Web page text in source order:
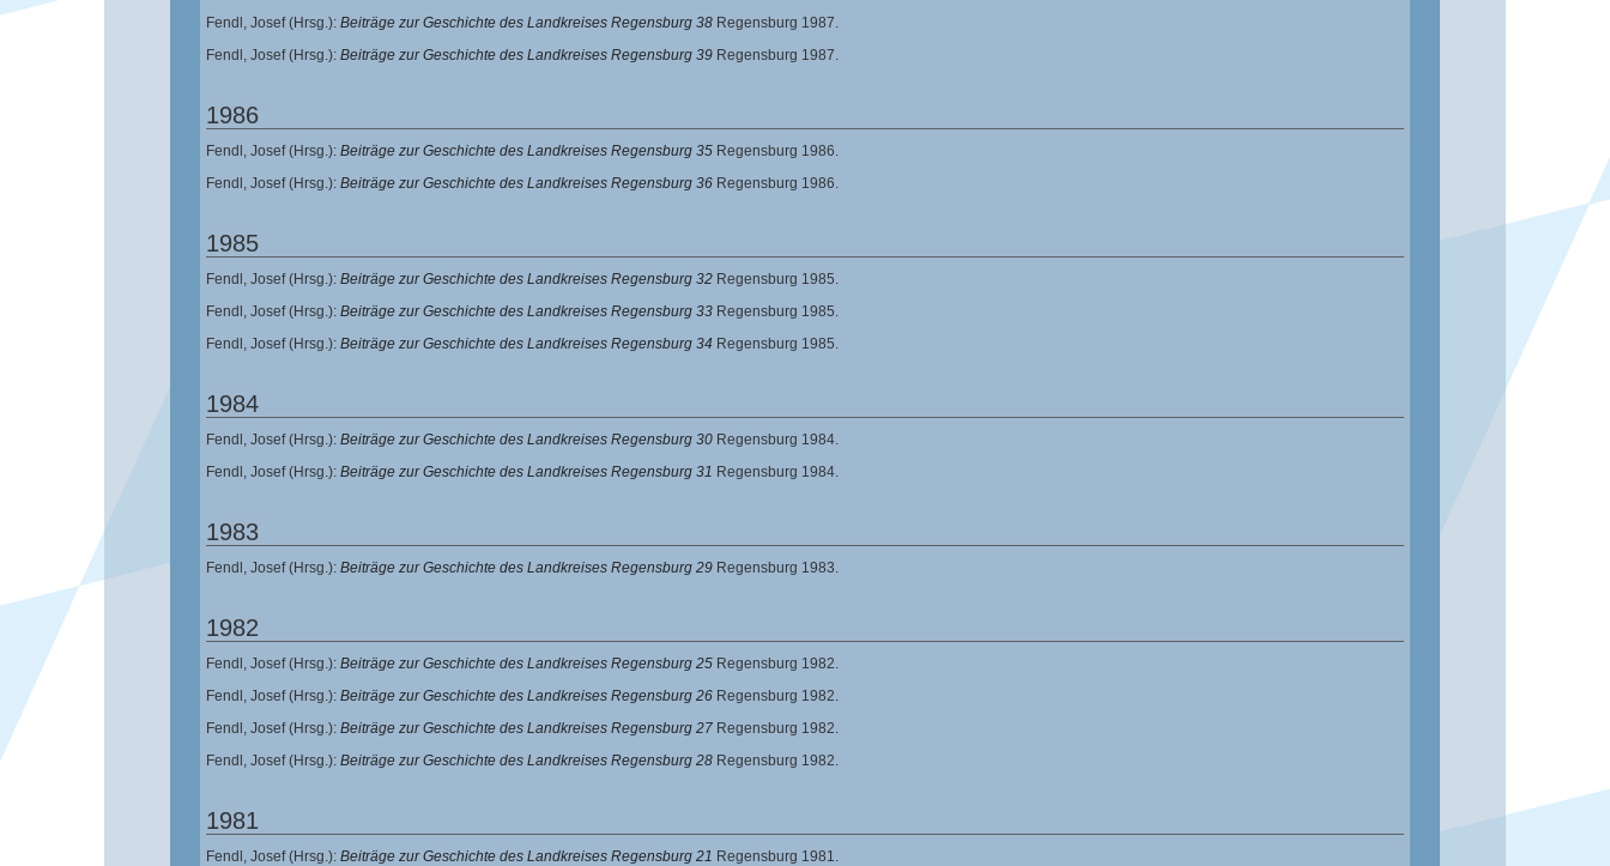
Fendl, Josef(Hrsg.): Beiträge zur Geschichte des Landkreises Regensburg 38 Regensburg 1987.
Fendl, Josef(Hrsg.): Beiträge zur Geschichte des Landkreises Regensburg 39 Regensburg 1987.
1986
Fendl, Josef(Hrsg.): Beiträge zur Geschichte des Landkreises Regensburg 35 Regensburg 1986.
Fendl, Josef(Hrsg.): Beiträge zur Geschichte des Landkreises Regensburg 36 Regensburg 1986.
1985
Fendl, Josef(Hrsg.): Beiträge zur Geschichte des Landkreises Regensburg 32 Regensburg 1985.
Fendl, Josef(Hrsg.): Beiträge zur Geschichte des Landkreises Regensburg 33 Regensburg 1985.
Fendl, Josef(Hrsg.): Beiträge zur Geschichte des Landkreises Regensburg 34 Regensburg 1985.
1984
Fendl, Josef(Hrsg.): Beiträge zur Geschichte des Landkreises Regensburg 30 Regensburg 1984.
Fendl, Josef(Hrsg.): Beiträge zur Geschichte des Landkreises Regensburg 31 Regensburg 1984.
1983
Fendl, Josef(Hrsg.): Beiträge zur Geschichte des Landkreises Regensburg 29 Regensburg 1983.
1982
Fendl, Josef(Hrsg.): Beiträge zur Geschichte des Landkreises Regensburg 25 Regensburg 1982.
Fendl, Josef(Hrsg.): Beiträge zur Geschichte des Landkreises Regensburg 26 Regensburg 1982.
Fendl, Josef(Hrsg.): Beiträge zur Geschichte des Landkreises Regensburg 27 Regensburg 1982.
Fendl, Josef(Hrsg.): Beiträge zur Geschichte des Landkreises Regensburg 28 Regensburg 1982.
1981
Fendl, Josef(Hrsg.): Beiträge zur Geschichte des Landkreises Regensburg 21 Regensburg 1981.